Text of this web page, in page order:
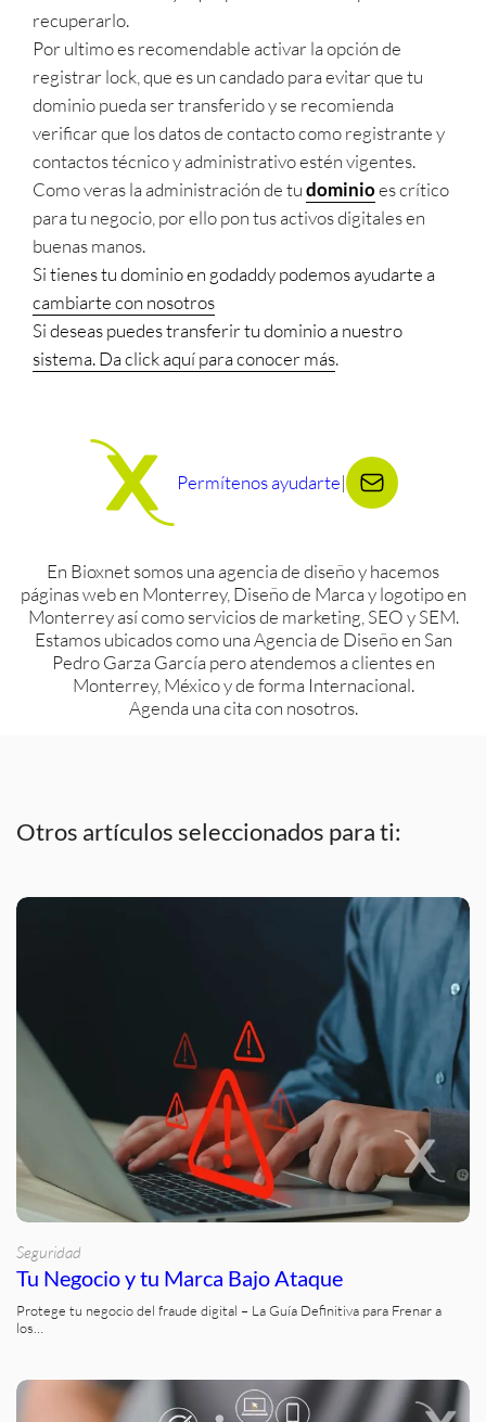
recuperarlo.
Por ultimo es recomendable activar la opción de
registrar lock, que es un candado para evitar que tu
dominio pueda ser transferido y se recomienda
verificar que los datos de contacto como registrante y
contactos técnico y administrativo estén vigentes.
Como veras la administración de tudominioes crítico
para tu negocio, por ello pon tus activos digitales en
buenas manos.
Si tienes tu dominio en godaddy podemos ayudarte a
cambiarte con nosotros
Si deseas puedes transferir tu dominio a nuestro
sistema. Da click aquí para conocer más.
Permítenos ayudarte|
En Bioxnet somos una agencia de diseño y hacemos
páginas web en Monterrey, Diseño de Marca y logotipo en
Monterrey así como servicios de marketing, SEO y SEM.
Estamos ubicados como una Agencia de Diseño en San
Pedro Garza García pero atendemos a clientes en
Monterrey, México y de forma Internacional.
Agenda una cita con nosotros.
Otros artículos seleccionados para ti:
Seguridad
Tu Negocio y tu Marca Bajo Ataque
Protege tu negocio del fraude digital – La Guía Definitiva para Frenar a
los…